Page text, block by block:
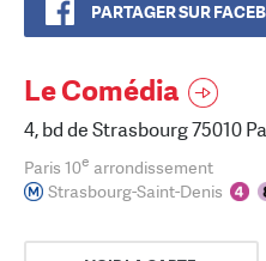
PARTAGER SUR
Le Comédia
4, bd de Strasbourg 75010
Paris 10e arrondissement
Strasbourg-Saint-Denis